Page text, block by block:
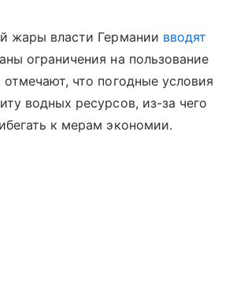
жары власти Германии вводят
ограничения на пользование
что погодные условия
водных ресурсов, из-за чего
к мерам экономии.